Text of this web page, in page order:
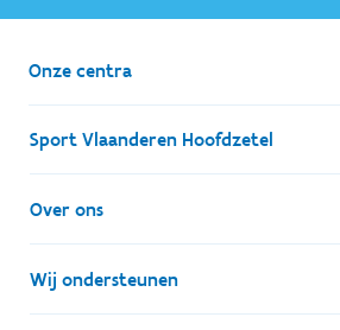
Onze centra
Sport Vlaanderen Hoofdzetel
Simon Bolivarlaan 17
1000 Brussel
Ondernemingsnummer: BE 0248.142.826
Over ons
Wie zijn we, wat doen we
Onze centra
Wij ondersteunen